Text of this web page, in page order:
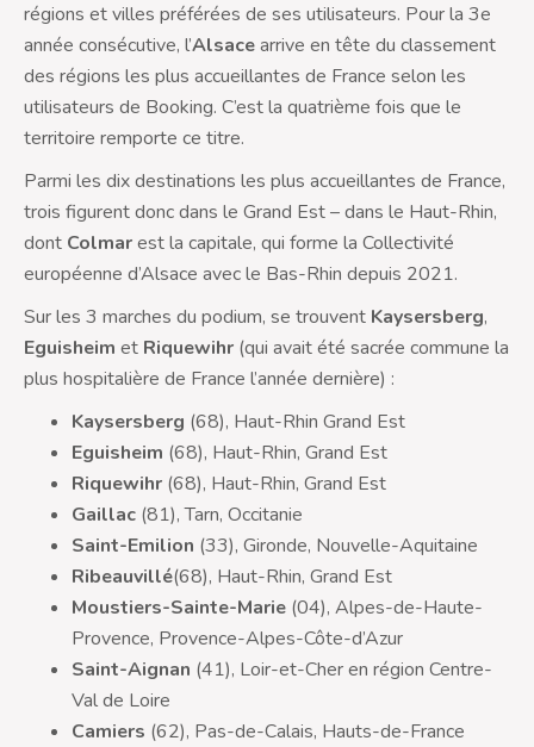
régions et villes préférées de ses utilisateurs. Pour la 3e
année consécutive, l’Alsacearrive en tête du classement
des régions les plus accueillantes de France selon les
utilisateurs de Booking. C’est la quatrième fois que le
territoire remporte ce titre.
Parmi les dix destinations les plus accueillantes de France,
trois figurent donc dans le Grand Est – dans le Haut-Rhin,
dont Colmarest la capitale, qui forme la Collectivité
européenne d’Alsace avec le Bas-Rhin depuis 2021.
Sur les 3 marches du podium, se trouvent Kaysersberg,
Eguisheim et Riquewihr (qui avait été sacrée commune la
plus hospitalière de France l’année dernière) :
Kaysersberg (68), Haut-Rhin Grand Est
Eguisheim (68), Haut-Rhin, Grand Est
Riquewihr (68), Haut-Rhin, Grand Est
Gaillac (81), Tarn, Occitanie
Saint-Emilion (33), Gironde, Nouvelle-Aquitaine
Ribeauvillé(68), Haut-Rhin, Grand Est
Moustiers-Sainte-Marie (04), Alpes-de-Haute-
Provence, Provence-Alpes-Côte-d’Azur
Saint-Aignan (41), Loir-et-Cher en région Centre-
Val de Loire
Camiers (62), Pas-de-Calais, Hauts-de-France